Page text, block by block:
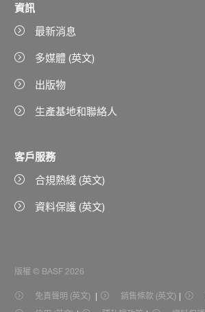
資訊
最新消息
多媒體 (英文)
出版物
生產基地和聯絡人
客戶服務
合規熱綫 (英文)
資料保護 (英文)
版權 © BASF 2026
免責聲明 (英文) 銷售條款 (英文)